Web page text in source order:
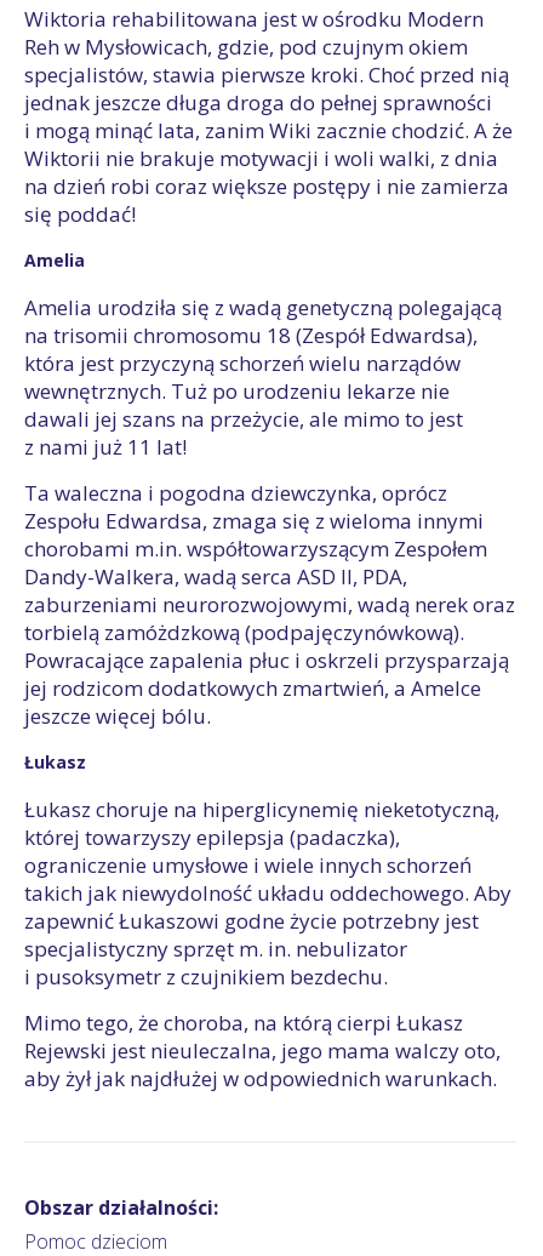
Wiktoria rehabilitowana jest w ośrodku Modern
Reh w Mysłowicach, gdzie, pod czujnym okiem
specjalistów, stawia pierwsze kroki. Choć przed nią
jednak jeszcze długa droga do pełnej sprawności
i mogą minąć lata, zanim Wiki zacznie chodzić. A że
Wiktorii nie brakuje motywacji i woli walki, z dnia
na dzień robi coraz większe postępy i nie zamierza
się poddać!
Amelia
Amelia urodziła się z wadą genetyczną polegającą
na trisomii chromosomu 18 (Zespół Edwardsa),
która jest przyczyną schorzeń wielu narządów
wewnętrznych. Tuż po urodzeniu lekarze nie
dawali jej szans na przeżycie, ale mimo to jest
z nami już 11 lat!
Ta waleczna i pogodna dziewczynka, oprócz
Zespołu Edwardsa, zmaga się z wieloma innymi
chorobami m.in. współtowarzyszącym Zespołem
Dandy-Walkera, wadą serca ASD II, PDA,
zaburzeniami neurorozwojowymi, wadą nerek oraz
torbielą zamóżdzkową (podpajęczynówkową).
Powracające zapalenia płuc i oskrzeli przysparzają
jej rodzicom dodatkowych zmartwień, a Amelce
jeszcze więcej bólu.
Łukasz
Łukasz choruje na hiperglicynemię nieketotyczną,
której towarzyszy epilepsja (padaczka),
ograniczenie umysłowe i wiele innych schorzeń
takich jak niewydolność układu oddechowego. Aby
zapewnić Łukaszowi godne życie potrzebny jest
specjalistyczny sprzęt m. in. nebulizator
i pusoksymetr z czujnikiem bezdechu.
Mimo tego, że choroba, na którą cierpi Łukasz
Rejewski jest nieuleczalna, jego mama walczy oto,
aby żył jak najdłużej w odpowiednich warunkach.
Obszar działalności:
Pomoc dzieciom